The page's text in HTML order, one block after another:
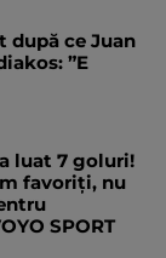
după ce Juan
”E
luat 7 goluri!
favoriți, nu
SPORT